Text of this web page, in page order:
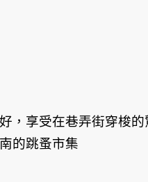
，享受在巷弄街穿梭
的跳蚤市集